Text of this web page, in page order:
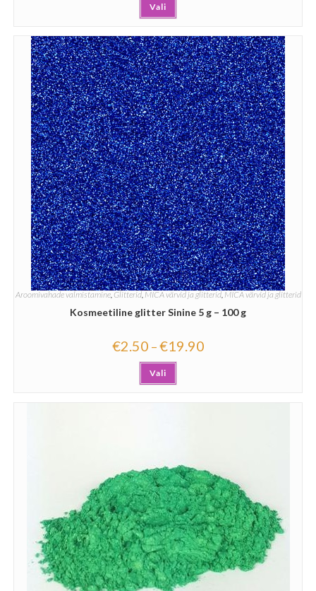
Vali
Aroomivahade valmistamine, Glitterid, MICA värvid ja glitterid, MICA värvid ja glitterid
Kosmeetiline glitter Sinine 5 g – 100 g
€2.50 –€19.90
Vali